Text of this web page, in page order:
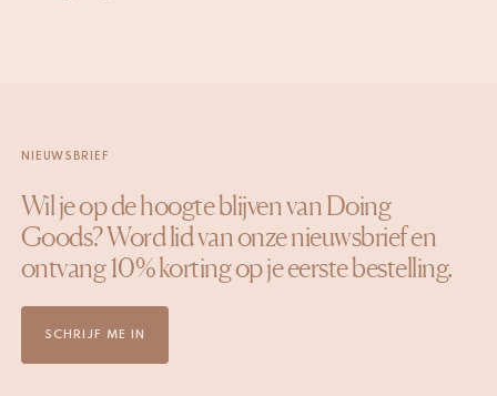
NIEUWSBRIEF
Wil je op de hoogte blijven van Doing
Goods? Word lid van onze nieuwsbrief en
ontvang 10% korting op je eerste bestelling.
SCHRIJF ME IN